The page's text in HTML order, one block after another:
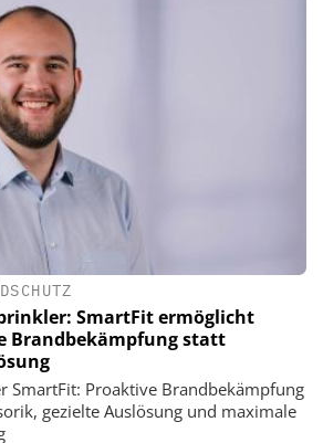
SmartFit ermöglicht
Brandbekämpfung statt
SmartFit: Proaktive Brandbekämpfung
gezielte Auslösung und maximale